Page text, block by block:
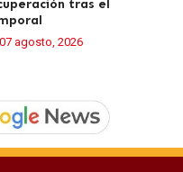
tras el
07 agosto, 2026